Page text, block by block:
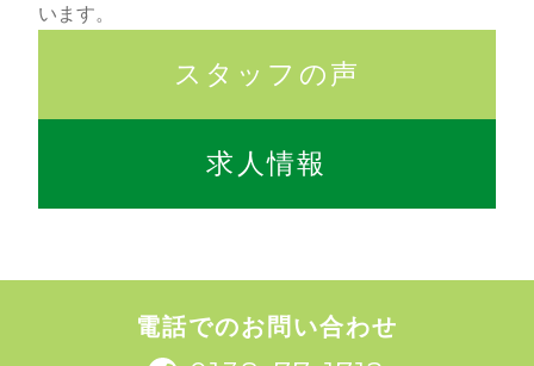
います。
スタッフの声
求人情報
電話でのお問い合わせ